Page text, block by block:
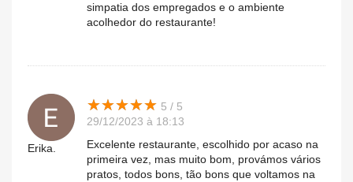
simpatia dos empregados e o ambiente
acolhedor do restaurante!
Erika.
★★★★★
★★★★★ 5 / 5
29/12/2023 à 18:13
Excelente restaurante, escolhido por acaso na
primeira vez, mas muito bom, provámos vários
pratos, todos bons, tão bons que voltamos na